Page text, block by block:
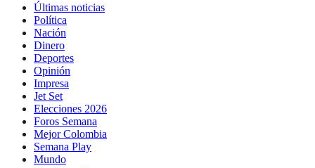
Últimas noticias
Política
Nación
Dinero
Deportes
Opinión
Impresa
Jet Set
Elecciones 2026
Foros Semana
Mejor Colombia
Semana Play
Mundo